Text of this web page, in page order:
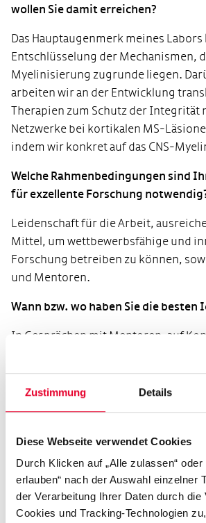
Zustimmung Details
Diese Webseite verwendet Cookies
Durch Klicken auf „Alle zulassen“ oder
erlauben“ nach der Auswahl einzelner
der Verarbeitung Ihrer Daten durch die
Cookies und Tracking-Technologien
wollen Sie damit erreichen?
Das Hauptaugenmerk meines
Entschlüsselung der Mechanismen,
Myelinisierung zugrunde liegen.
arbeiten wir an der Entwicklung
Therapien zum Schutz der Integrität
Netzwerke bei kortikalen MS-
indem wir konkret auf das CNS-
Welche Rahmenbedingungen sind
für exzellente Forschung
Leidenschaft für die Arbeit,
Mittel, um wettbewerbsfähige und
Forschung betreiben zu können,
und Mentoren.
Wann bzw. wo haben Sie die besten
In Gesprächen mit Mentoren, auf
Hertie Network
Das Hertie Network of Excellence
Neuroscience und die Hertie
Clinical Neuroscience fördern